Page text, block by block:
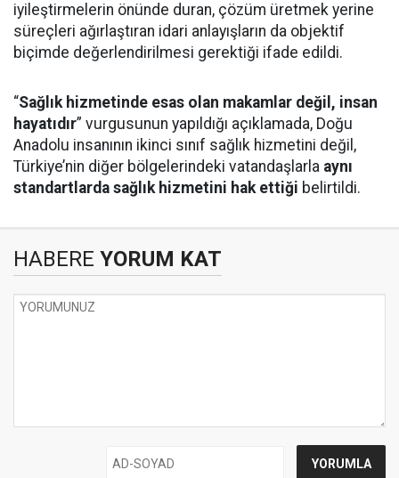
iyileştirmelerin önünde duran, çözüm üretmek yerine
süreçleri ağırlaştıran idari anlayışların da objektif
biçimde değerlendirilmesi gerektiği ifade edildi.
“Sağlık hizmetinde esas olan makamlar değil, insan
hayatıdır” vurgusunun yapıldığı açıklamada, Doğu
Anadolu insanının ikinci sınıf sağlık hizmetini değil,
Türkiye’nin diğer bölgelerindeki vatandaşlarla aynı
standartlarda sağlık hizmetini hak ettiği belirtildi.
HABERE YORUM KAT